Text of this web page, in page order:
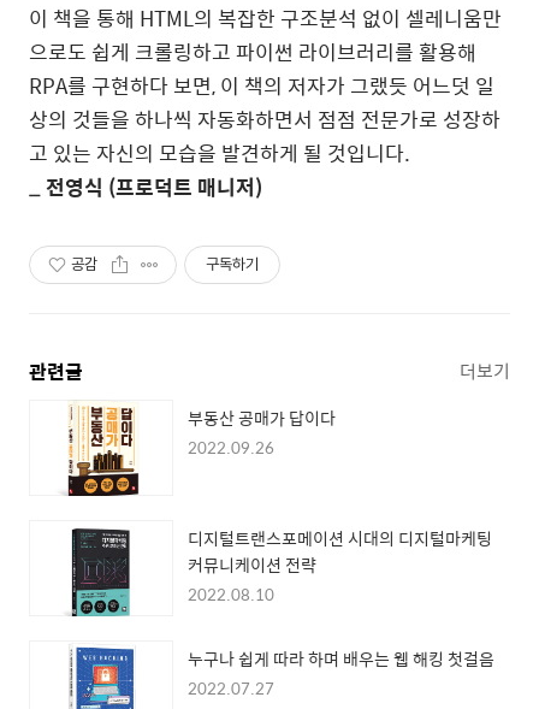
이 책을 통해 HTML의 복잡한 구조분석 없이 셀레니움만
으로도 쉽게 크롤링하고 파이썬 라이브러리를 활용해
RPA를 구현하다 보면,이 책의 저자가 그랬듯 어느덧 일
상의 것들을 하나씩 자동화하면서 점점 전문가로 성장하
고 있는 자신의 모습을 발견하게 될 것입니다.
_전영식 (프로덕트 매니저)
공감 구독하기
관련글 더보기
부동산 공매가 답이다
2022.09.26
디지털트랜스포메이션 시대의 디지털마케팅
커뮤니케이션 전략
2022.08.10
누구나 쉽게 따라 하며 배우는 웹 해킹 첫걸음
2022.07.27